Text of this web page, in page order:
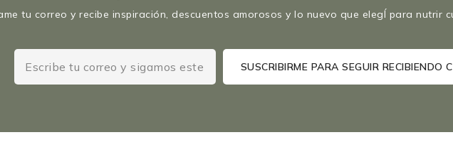
tu correo y recibe inspiración, descuentos amorosos y lo nuevo que elegÍ para nutrir